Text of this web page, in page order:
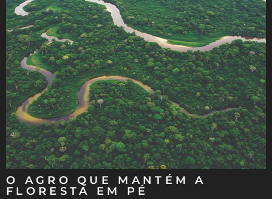
O AGRO QUE MANTÉM A
FLORESTA EM PÉ